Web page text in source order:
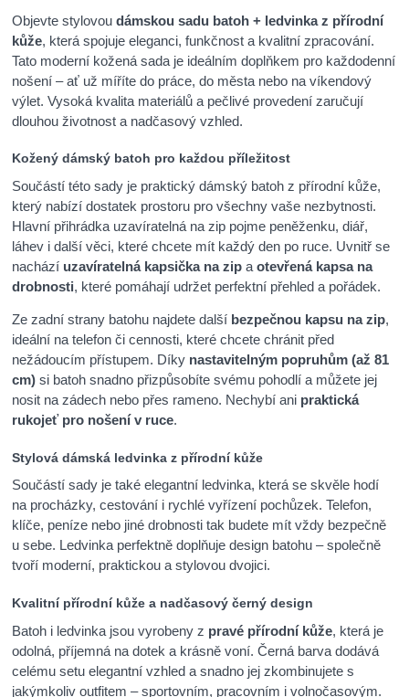
Objevte stylovoudámskou sadu batoh + ledvinka z přírodní
kůže, která spojuje eleganci, funkčnost a kvalitní zpracování.
Tato moderní kožená sada je ideálním doplňkem pro každodenní
nošení – ať už míříte do práce, do města nebo na víkendový
výlet. Vysoká kvalita materiálů a pečlivé provedení zaručují
dlouhou životnost a nadčasový vzhled.
Kožený dámský batoh pro každou příležitost
Součástí této sady je praktický dámský batoh z přírodní kůže,
který nabízí dostatek prostoru pro všechny vaše nezbytnosti.
Hlavní přihrádka uzavíratelná na zip pojme peněženku, diář,
láhev i další věci, které chcete mít každý den po ruce. Uvnitř se
nachází uzavíratelná kapsička na zip aotevřená kapsa na
drobnosti, které pomáhají udržet perfektní přehled a pořádek.
Ze zadní strany batohu najdete další bezpečnou kapsu na zip,
ideální na telefon či cennosti, které chcete chránit před
nežádoucím přístupem. Díky nastavitelným popruhům (až 81
cm) si batoh snadno přizpůsobíte svému pohodlí a můžete jej
nosit na zádech nebo přes rameno. Nechybí ani praktická
rukojeť pro nošení v ruce.
Stylová dámská ledvinka z přírodní kůže
Součástí sady je také elegantní ledvinka, která se skvěle hodí
na procházky, cestování i rychlé vyřízení pochůzek. Telefon,
klíče, peníze nebo jiné drobnosti tak budete mít vždy bezpečně
u sebe. Ledvinka perfektně doplňuje design batohu – společně
tvoří moderní, praktickou a stylovou dvojici.
Kvalitní přírodní kůže a nadčasový černý design
Batoh i ledvinka jsou vyrobeny z pravé přírodní kůže, která je
odolná, příjemná na dotek a krásně voní. Černá barva dodává
celému setu elegantní vzhled a snadno jej zkombinujete s
jakýmkoliv outfitem – sportovním, pracovním i volnočasovým.